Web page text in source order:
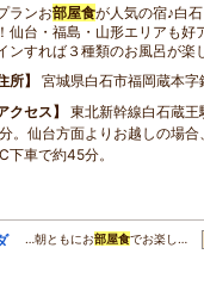
ランお部屋食が人気の宿♪白
仙台・福島・山形エリアも好
ンすれば３種類のお風呂が楽
所
宮城県白石市福岡蔵本字
クセス
東北新幹線白石蔵
。仙台方面よりお越しの場
下車で約45分。
…朝ともにお部屋食でお楽し…